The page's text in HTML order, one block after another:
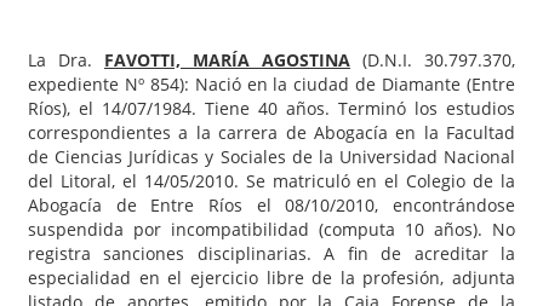
La Dra. FAVOTTI, MARÍA AGOSTINA (D.N.I. 30.797.370,
expediente Nº 854): Nació en la ciudad de Diamante (Entre
Ríos), el 14/07/1984. Tiene 40 años. Terminó los estudios
correspondientes a la carrera de Abogacía en la Facultad
de Ciencias Jurídicas y Sociales de la Universidad Nacional
del Litoral, el 14/05/2010. Se matriculó en el Colegio de la
Abogacía de Entre Ríos el 08/10/2010, encontrándose
suspendida por incompatibilidad (computa 10 años). No
registra sanciones disciplinarias. A fin de acreditar la
especialidad en el ejercicio libre de la profesión, adjunta